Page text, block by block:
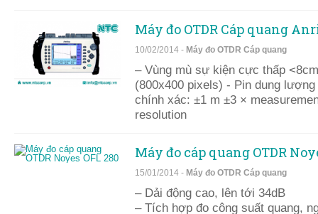
Máy đo OTDR Cáp quang
10/02/2014 - Máy đo OTDR Cáp quang
– Vùng mù sự kiện cực thấp
(800x400 pixels) - Pin dung
chính xác: ±1 m ±3 ×
resolution
Máy đo cáp quang OTDR
15/01/2014 - Máy đo OTDR Cáp quang
– Dải động cao, lên tới 34dB
– Tích hợp đo công suất quang,